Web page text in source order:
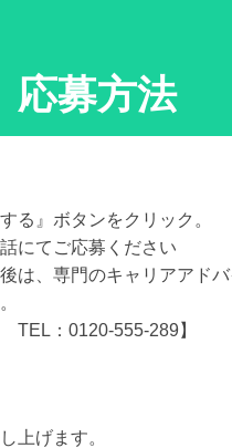
応募方法
る』ボタンをクリック。
にてご応募ください
は、専門のキャリアアド
TEL：0120-555-289】
上げます。